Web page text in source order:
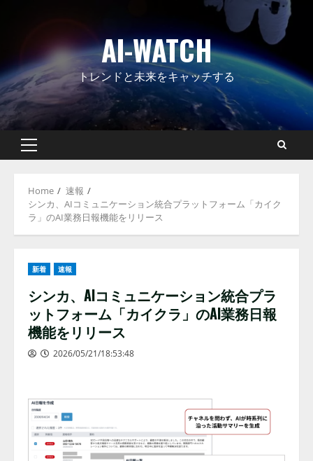
AI-WATCH
トレンドと未来をキャッチする
Primary
Home
速報
シンカ、AIコミュニケーション統合プラットフォーム「カイク
ラ」のAI業務日報機能をリリース
新着 速報
シンカ、AIコミュニケーション統合プラ
ットフォーム「カイクラ」のAI業務日報
機能をリリース
2026/05/21/18:53:48